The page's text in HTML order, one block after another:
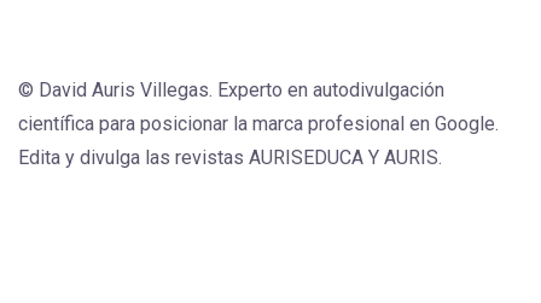
© David Auris Villegas. Experto en autodivulgación
científica para posicionar la marca profesional en Google.
Edita y divulga las revistas AURISEDUCA Y AURIS.